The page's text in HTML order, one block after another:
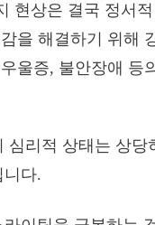
현상은 결국 정서
을 해결하기 위해
울증, 불안장애 등
리적 상태는 상당
니다.